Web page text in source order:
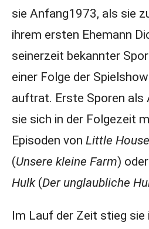
sie Anfang1973, als sie
ihrem ersten Ehemann
seinerzeit bekannter
einer Folge der Spielshow
auftrat. Erste Sporen als
sie sich in der Folgezeit
Episoden von Little
(Unsere kleine Farm) oder
Hulk (Der unglaubliche
Im Lauf der Zeit stieg sie